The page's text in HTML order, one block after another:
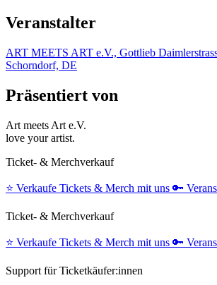
Veranstalter
ART MEETS ART e.V., Gottlieb
Schorndorf, DE
Präsentiert von
Art meets Art e.V.
love your artist.
Ticket- & Merchverkauf
⭐️ Verkaufe Tickets & Merch mit uns 🔑
Ticket- & Merchverkauf
⭐️ Verkaufe Tickets & Merch mit uns 🔑
Support für Ticketkäufer:innen